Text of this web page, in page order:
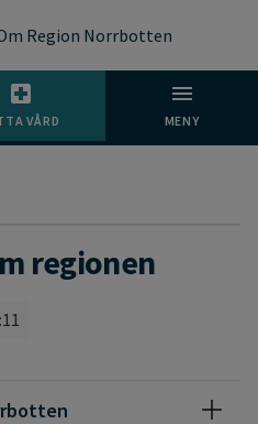
Region Norrbotten
VÅRD MENY
regionen